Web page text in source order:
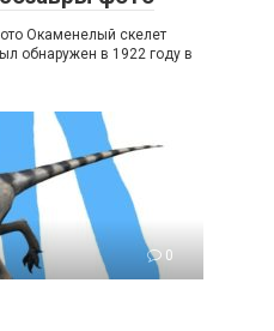
Окаменелый скелет
обнаружен в 1922 году в
0